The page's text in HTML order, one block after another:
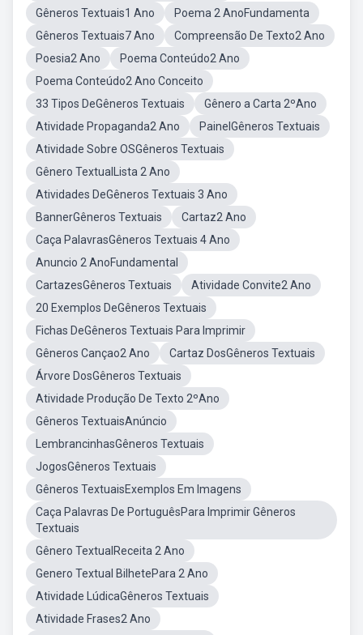
Gêneros Textuais1 Ano
Poema 2 AnoFundamenta
Gêneros Textuais7 Ano
Compreensão De Texto2 Ano
Poesia2 Ano
Poema Conteúdo2 Ano
Poema Conteúdo2 Ano Conceito
33 Tipos DeGêneros Textuais
Gênero a Carta 2ºAno
Atividade Propaganda2 Ano
PainelGêneros Textuais
Atividade Sobre OSGêneros Textuais
Gênero TextualLista 2 Ano
Atividades DeGêneros Textuais 3 Ano
BannerGêneros Textuais
Cartaz2 Ano
Caça PalavrasGêneros Textuais 4 Ano
Anuncio 2 AnoFundamental
CartazesGêneros Textuais
Atividade Convite2 Ano
20 Exemplos DeGêneros Textuais
Fichas DeGêneros Textuais Para Imprimir
Gêneros Cançao2 Ano
Cartaz DosGêneros Textuais
Árvore DosGêneros Textuais
Atividade Produção De Texto 2ºAno
Gêneros TextuaisAnúncio
LembrancinhasGêneros Textuais
JogosGêneros Textuais
Gêneros TextuaisExemplos Em Imagens
Caça Palavras De PortuguêsPara Imprimir Gêneros
Textuais
Gênero TextualReceita 2 Ano
Genero Textual BilhetePara 2 Ano
Atividade LúdicaGêneros Textuais
Atividade Frases2 Ano